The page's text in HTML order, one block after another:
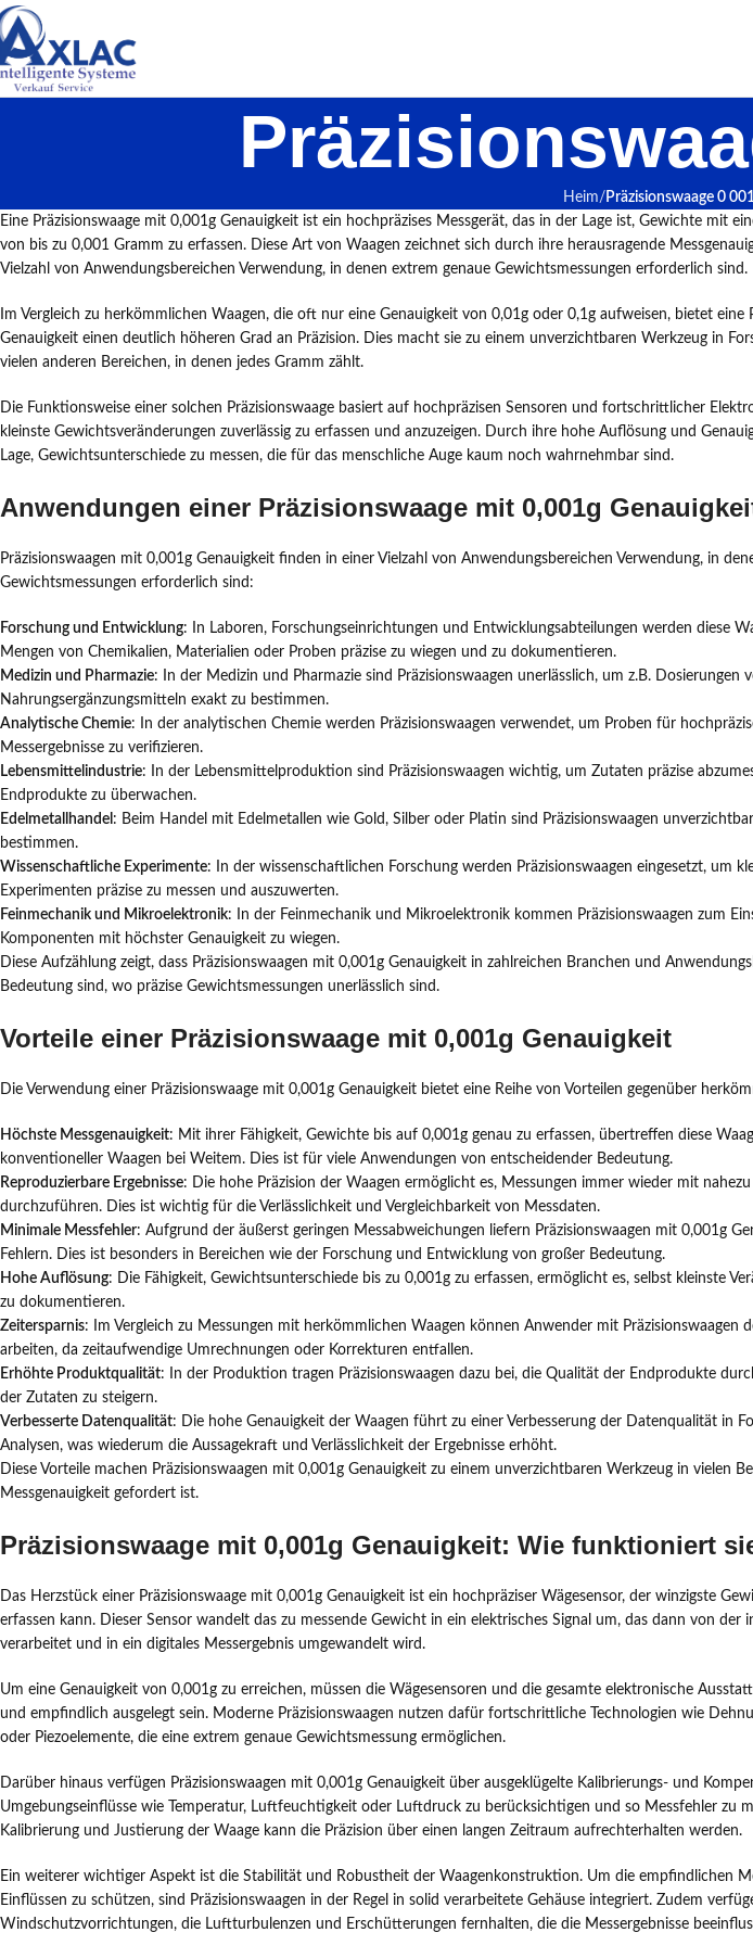
Heim
Präzisionswaage 0
Eine Präzisionswaage mit 0,001g Genauigkeit ist ein hochpräzises Messgerät, das in der Lage ist, Gewichte mit
von bis zu 0,001 Gramm zu erfassen. Diese Art von Waagen zeichnet sich durch ihre herausragende
Vielzahl von Anwendungsbereichen Verwendung, in denen extrem genaue Gewichtsmessungen erforderlich sind.
Im Vergleich zu herkömmlichen Waagen, die oft nur eine Genauigkeit von 0,01g oder 0,1g aufweisen, bietet eine
Genauigkeit einen deutlich höheren Grad an Präzision. Dies macht sie zu einem unverzichtbaren Werkzeug in
vielen anderen Bereichen, in denen jedes Gramm zählt.
Die Funktionsweise einer solchen Präzisionswaage basiert auf hochpräzisen Sensoren und fortschrittlicher
kleinste Gewichtsveränderungen zuverlässig zu erfassen und anzuzeigen. Durch ihre hohe Auflösung und
Lage, Gewichtsunterschiede zu messen, die für das menschliche Auge kaum noch wahrnehmbar sind.
Anwendungen einer Präzisionswaage mit 0,001g
Präzisionswaagen mit 0,001g Genauigkeit finden in einer Vielzahl von Anwendungsbereichen Verwendung, in
Gewichtsmessungen erforderlich sind:
Forschung und Entwicklung: In Laboren, Forschungseinrichtungen und Entwicklungsabteilungen werden diese
Mengen von Chemikalien, Materialien oder Proben präzise zu wiegen und zu dokumentieren.
Medizin und Pharmazie: In der Medizin und Pharmazie sind Präzisionswaagen unerlässlich, um z.B. Dosierungen
Nahrungsergänzungsmitteln exakt zu bestimmen.
Analytische Chemie: In der analytischen Chemie werden Präzisionswaagen verwendet, um Proben für
Messergebnisse zu verifizieren.
Lebensmittelindustrie: In der Lebensmittelproduktion sind Präzisionswaagen wichtig, um Zutaten präzise
Endprodukte zu überwachen.
Edelmetallhandel : Beim Handel mit Edelmetallen wie Gold, Silber oder Platin sind Präzisionswaagen
bestimmen.
Wissenschaftliche Experimente: In der wissenschaftlichen Forschung werden Präzisionswaagen eingesetzt, um
Experimenten präzise zu messen und auszuwerten.
Feinmechanik und Mikroelektronik: In der Feinmechanik und Mikroelektronik kommen Präzisionswaagen zum
Komponenten mit höchster Genauigkeit zu wiegen.
Diese Aufzählung zeigt, dass Präzisionswaagen mit 0,001g Genauigkeit in zahlreichen Branchen und
Bedeutung sind, wo präzise Gewichtsmessungen unerlässlich sind.
Vorteile einer Präzisionswaage mit 0,001g Genauigkeit
Die Verwendung einer Präzisionswaage mit 0,001g Genauigkeit bietet eine Reihe von Vorteilen gegenüber
Höchste Messgenauigkeit: Mit ihrer Fähigkeit, Gewichte bis auf 0,001g genau zu erfassen, übertreffen diese
konventioneller Waagen bei Weitem. Dies ist für viele Anwendungen von entscheidender Bedeutung.
Reproduzierbare Ergebnisse: Die hohe Präzision der Waagen ermöglicht es, Messungen immer wieder mit
durchzuführen. Dies ist wichtig für die Verlässlichkeit und Vergleichbarkeit von Messdaten.
Minimale Messfehler: Aufgrund der äußerst geringen Messabweichungen liefern Präzisionswaagen mit 0,001g
Fehlern. Dies ist besonders in Bereichen wie der Forschung und Entwicklung von großer Bedeutung.
Hohe Auflösung: Die Fähigkeit, Gewichtsunterschiede bis zu 0,001g zu erfassen, ermöglicht es, selbst kleinste
zu dokumentieren.
Zeitersparnis: Im Vergleich zu Messungen mit herkömmlichen Waagen können Anwender mit Präzisionswaagen
arbeiten, da zeitaufwendige Umrechnungen oder Korrekturen entfallen.
Erhöhte Produktqualität: In der Produktion tragen Präzisionswaagen dazu bei, die Qualität der Endprodukte
der Zutaten zu steigern.
Verbesserte Datenqualität: Die hohe Genauigkeit der Waagen führt zu einer Verbesserung der Datenqualität in
Analysen, was wiederum die Aussagekraft und Verlässlichkeit der Ergebnisse erhöht.
Diese Vorteile machen Präzisionswaagen mit 0,001g Genauigkeit zu einem unverzichtbaren Werkzeug in vielen
Messgenauigkeit gefordert ist.
Präzisionswaage mit 0,001g Genauigkeit: Wie funktioniert
Das Herzstück einer Präzisionswaage mit 0,001g Genauigkeit ist ein hochpräziser Wägesensor, der winzigste
erfassen kann. Dieser Sensor wandelt das zu messende Gewicht in ein elektrisches Signal um, das dann von der
verarbeitet und in ein digitales Messergebnis umgewandelt wird.
Um eine Genauigkeit von 0,001g zu erreichen, müssen die Wägesensoren und die gesamte elektronische
und empfindlich ausgelegt sein. Moderne Präzisionswaagen nutzen dafür fortschrittliche Technologien wie
oder Piezoelemente, die eine extrem genaue Gewichtsmessung ermöglichen.
Darüber hinaus verfügen Präzisionswaagen mit 0,001g Genauigkeit über ausgeklügelte Kalibrierungs- und
Umgebungseinflüsse wie Temperatur, Luftfeuchtigkeit oder Luftdruck zu berücksichtigen und so Messfehler zu
Kalibrierung und Justierung der Waage kann die Präzision über einen langen Zeitraum aufrechterhalten werden.
Ein weiterer wichtiger Aspekt ist die Stabilität und Robustheit der Waagenkonstruktion. Um die empfindlichen
Einflüssen zu schützen, sind Präzisionswaagen in der Regel in solid verarbeitete Gehäuse integriert. Zudem
Windschutzvorrichtungen, die Luftturbulenzen und Erschütterungen fernhalten, die die Messergebnisse